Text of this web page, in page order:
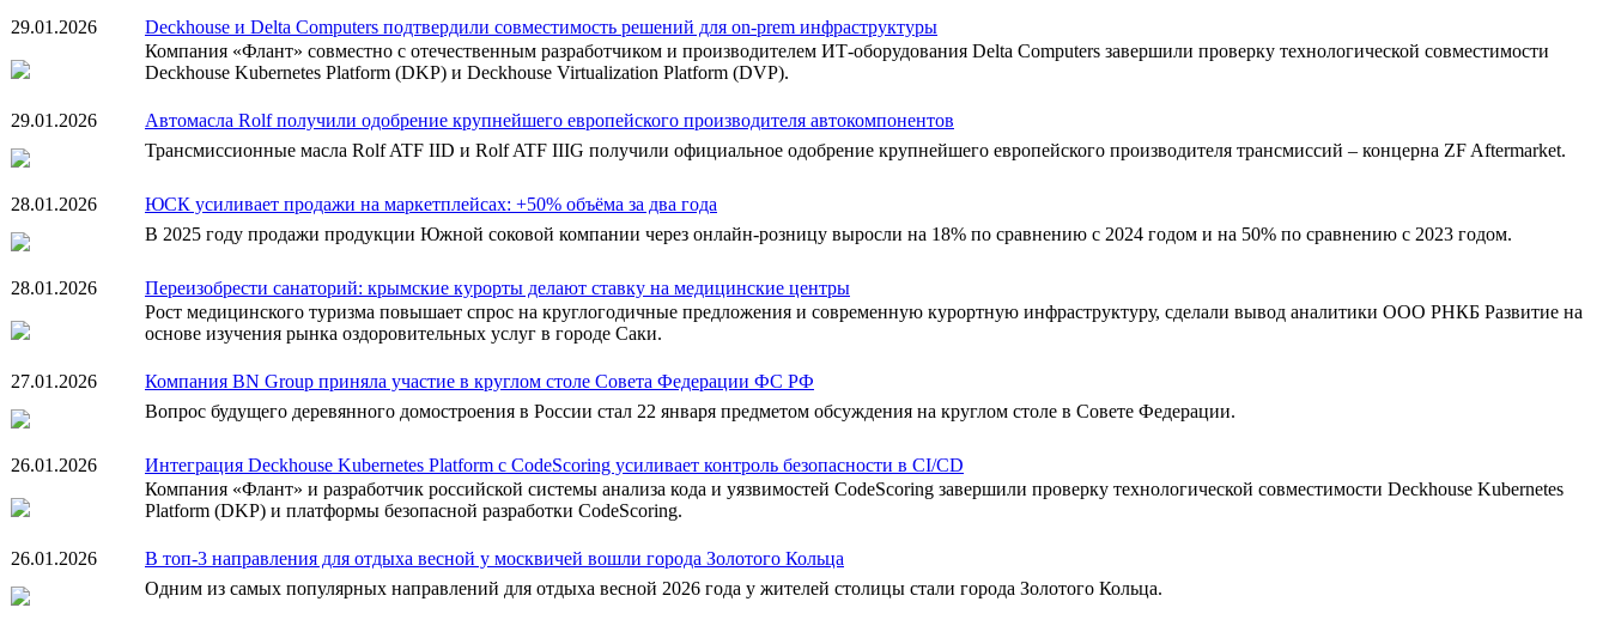
29.01.2026
Deckhouse и Delta Computers подтвердили совместимость решений для on-prem инфраструктуры
Компания «Флант» совместно с отечественным разработчиком и производителем ИТ-оборудования Delta Computers завершили проверку технологической совместимости
Deckhouse Kubernetes Platform (DKP) и Deckhouse Virtualization Platform (DVP).
29.01.2026
Автомасла Rolf получили одобрение крупнейшего европейского производителя автокомпонентов
Трансмиссионные масла Rolf ATF IID и Rolf ATF IIIG получили официальное одобрение крупнейшего европейского производителя трансмиссий – концерна ZF Aftermarket.
28.01.2026
ЮСК усиливает продажи на маркетплейсах: +50% объёма за два года
В 2025 году продажи продукции Южной соковой компании через онлайн-розницу выросли на 18% по сравнению с 2024 годом и на 50% по сравнению с 2023 годом.
28.01.2026
Переизобрести санаторий: крымские курорты делают ставку на медицинские центры
Рост медицинского туризма повышает спрос на круглогодичные предложения и современную курортную инфраструктуру, сделали вывод аналитики ООО РНКБ Развитие на
основе изучения рынка оздоровительных услуг в городе Саки.
27.01.2026
Компания BN Group приняла участие в круглом столе Совета Федерации ФС РФ
Вопрос будущего деревянного домостроения в России стал 22 января предметом обсуждения на круглом столе в Совете Федерации.
26.01.2026
Интеграция Deckhouse Kubernetes Platform с CodeScoring усиливает контроль безопасности в CI/CD
Компания «Флант» и разработчик российской системы анализа кода и уязвимостей CodeScoring завершили проверку технологической совместимости Deckhouse Kubernetes
Platform (DKP) и платформы безопасной разработки CodeScoring.
26.01.2026
В топ-3 направления для отдыха весной у москвичей вошли города Золотого Кольца
Одним из самых популярных направлений для отдыха весной 2026 года у жителей столицы стали города Золотого Кольца.